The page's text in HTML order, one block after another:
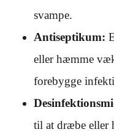
svampe.
Antiseptikum:
eller hæmme
forebygge
til at dræbe eller